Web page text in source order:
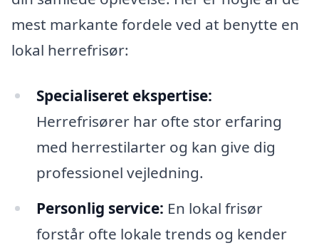
mest markante fordele ved at benytte en
lokal herrefrisør:
Specialiseret ekspertise:
Herrefrisører har ofte stor erfaring
med herrestilarter og kan give dig
professionel vejledning.
Personlig service: En lokal frisør
forstår ofte lokale trends og kender